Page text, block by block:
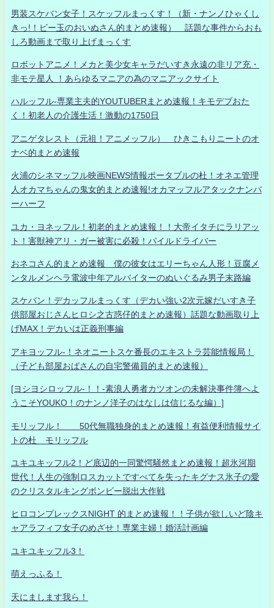
男装スケバン女子！スケッフルまっくす！（新・ナンノひゃくし
きっ!！ビー玉のおいぬさん的まとめ速報） 話題な事件からおも
しろ動画まで取り上げまっくす
ロボットアニメ！メカと美少女キャラだいすき永遠の非リア充・
非モテ星人 ！あらゆるマニアの為のマニアックサイト
ハルッフル-専業主夫的YOUTUBERまとめ速報！キモデブおた
く！初老人の介護生活！激動の1750日
アニゲタレスト（元祖！アニメッフル） ひきこもりニートのオ
ナベ的まとめ速報
火浦のシネマッフル映画NEWS情報ポータブルの杜！オネエ管理
人オカマちゃんの鬼女的まとめ速報!オカマッフルアタックナンバ
ーハーフ
ユカ・ヨネッフル！初老的まとめ速報！！大帝イタチにラリアッ
ト！害獣神アリ・ガー被害に必殺！パイルドライバー
おネコさん的まとめ速報 僕の彼女はエリーちゃん人形！豆腐メ
ンタルメンヘラ電波中年アルバイターのぬいぐるみ男子末路編
スケバン！デカッフルまっくす（デカい強い2次元嫁だいすき子
供部屋おじさんヒロシ之古惑仔的まとめ速報）話題な動画取り上
げMAX！デカいは正義刑事編
アキヨッフル-！ネオニートスケ番長のエキストラ芸能情報局！
（子ども部屋おばさんの自宅警備員的まとめ速報）
[ヨシヨシロッフル-！！-素浪人勇者カツオンの未解決事件簿へよ
うこそYOUKO！のナンノ洋子のはなしは信じるな編）]
モリッフル！ 50代無職独身的まとめ速報！有益便利情報サイ
トの杜 モリッフル
ユキユキッフル2！ど底辺的一同驚愕騒然まとめ速報！超氷河期
世代！人生の強制ロスカットですべてを失ったキグナス氷子の愛
のクリスタルキングボンビー脱出大作戦
ヒロコンプレックスNIGHT 的まとめ速報！！子供が欲しいど陰キ
ャアラフィフ女子のめざせ！専業主婦！婚活計画編
ユキユキッフル3！
萌えっふる！
天にまします我ら！